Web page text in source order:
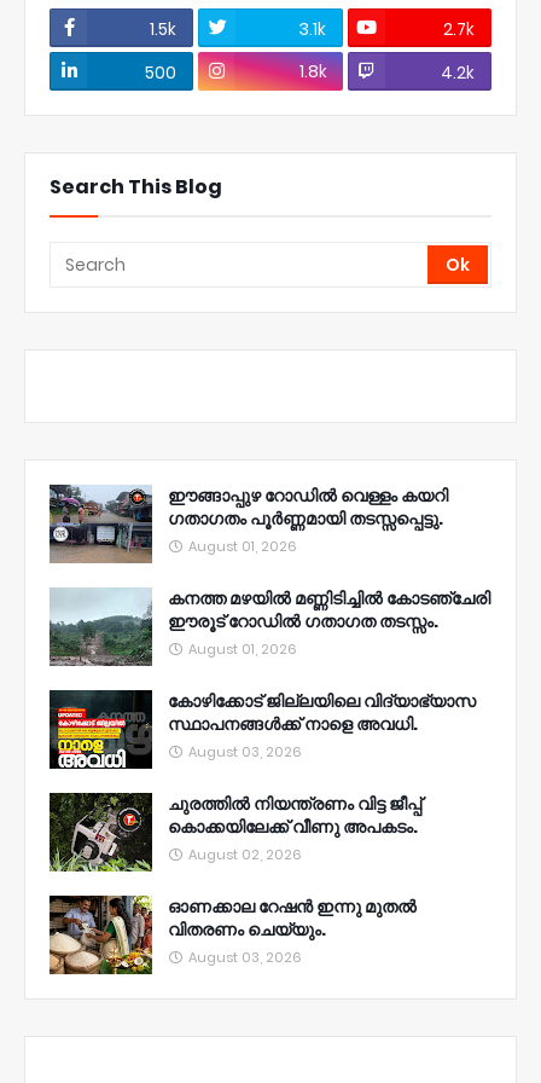
1.5k 3.1k
2.7k
500
1.8k 4.2k
Search This Blog
ഈങ്ങാപ്പുഴ റോഡിൽ വെള്ളം കയറി
ഗതാഗതം പൂർണ്ണമായി തടസ്സപ്പെട്ടു.
August 01, 2026
കനത്ത മഴയിൽ മണ്ണിടിച്ചിൽ കോടഞ്ചേരി
ഈരൂട് റോഡിൽ ഗതാഗത തടസ്സം.
August 01, 2026
കോഴിക്കോട് ജില്ലയിലെ വിദ്യാഭ്യാസ
സ്ഥാപനങ്ങൾക്ക് നാളെ അവധി.
August 03, 2026
ചുരത്തിൽ നിയന്ത്രണം വിട്ട ജീപ്പ്
കൊക്കയിലേക്ക് വീണു അപകടം.
August 02, 2026
ഓണക്കാല റേഷൻ ഇന്നു മുതല്‍
വിതരണം ചെയ്യും.
August 03, 2026